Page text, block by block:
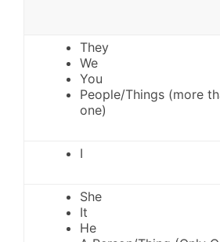
They
We
You
People/Things (more
one)
I
She
It
He